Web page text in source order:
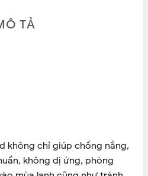
TẢ
không chỉ giúp chống nắng,
không dị ứng, phòng